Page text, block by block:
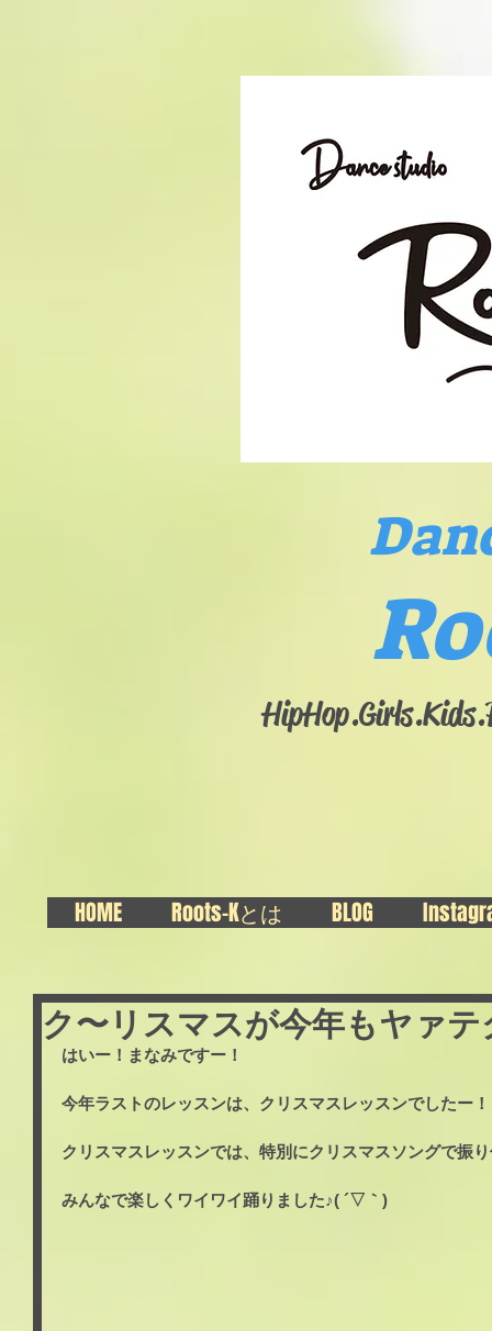
HOME Roots-Kとは BLOG
ク〜リスマスが今年もヤァテ
はいー！まなみですー！
今年ラストのレッスンは、クリスマスレッスンでしたー！
クリスマスレッスンでは、特別にクリスマスソングで振
みんなで楽しくワイワイ踊りました♪( ´▽｀)